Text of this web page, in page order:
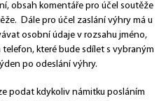
obsah komentáře pro účel soutěže
Dále pro účel zaslání výhry má u
osobní údaje v rozsahu jméno,
které bude sdílet s vybraným
po odeslání výhry.
podat kdykoliv námitku posláním